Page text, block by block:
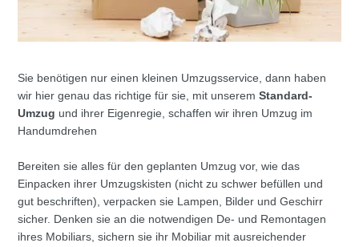
Sie benötigen nur einen kleinen Umzugsservice, dann haben
wir hier genau das richtige für sie, mit unseremStandard-
Umzug und ihrer Eigenregie, schaffen wir ihren Umzug im
Handumdrehen
Bereiten sie alles für den geplanten Umzug vor, wie das
Einpacken ihrer Umzugskisten (nicht zu schwer befüllen und
gut beschriften), verpacken sie Lampen, Bilder und Geschirr
sicher. Denken sie an die notwendigen De- und Remontagen
ihres Mobiliars, sichern sie ihr Mobiliar mit ausreichender